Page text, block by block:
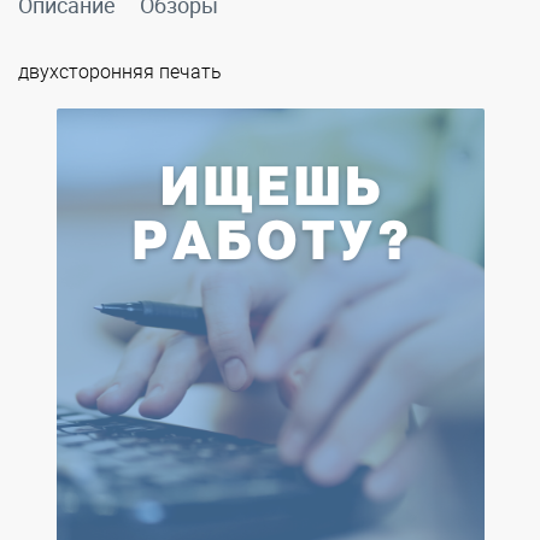
двухсторонняя печать